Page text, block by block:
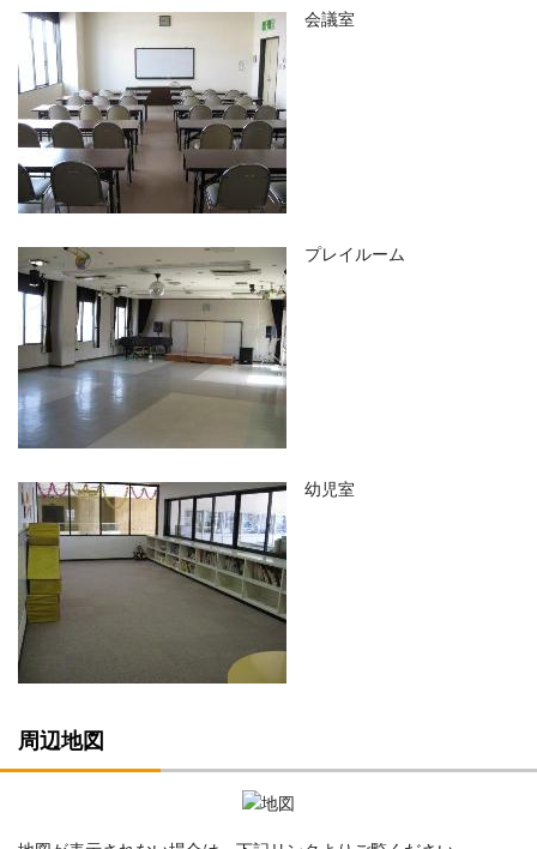
会議室
プレイルーム
幼児室
周辺地図